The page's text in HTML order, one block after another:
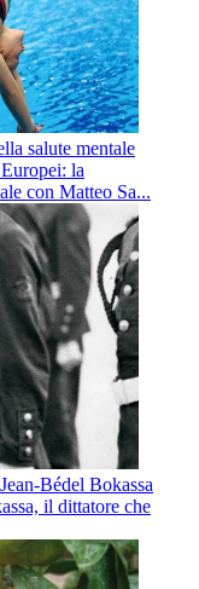
salute mentale
la
con Matteo Sa...
Bédel Bokassa
il dittatore che